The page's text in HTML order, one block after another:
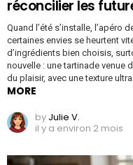
réconcilier les
Quand l’été s’installe, l’apéro
certaines envies se heurtent
d’ingrédients bien choisis,
nouvelle : une tartinade venue
du plaisir, avec une texture
MORE
by Julie V.
il y a environ 2 mois